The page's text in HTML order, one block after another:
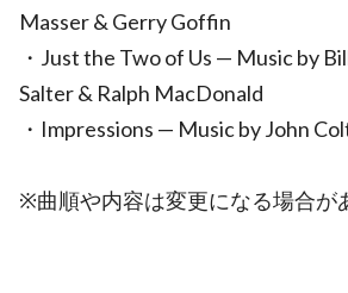
Masser & Gerry Goffin
・Just the Two of Us — Music by
Salter & Ralph MacDonald
・Impressions — Music by John
※曲順や内容は変更になる場合が